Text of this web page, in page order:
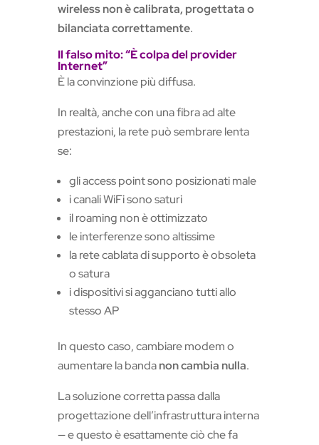
wireless non è calibrata, progettata o
bilanciata correttamente.
Il falso mito: “È colpa del provider
Internet”
È la convinzione più diffusa.
In realtà, anche con una fibra ad alte
prestazioni, la rete può sembrare lenta
se:
gli access point sono posizionati male
i canali WiFi sono saturi
il roaming non è ottimizzato
le interferenze sono altissime
la rete cablata di supporto è obsoleta
o satura
i dispositivi si agganciano tutti allo
stesso AP
In questo caso, cambiare modem o
aumentare la bandanon cambia nulla.
La soluzione corretta passa dalla
progettazione dell’infrastruttura interna
— e questo è esattamente ciò che fa